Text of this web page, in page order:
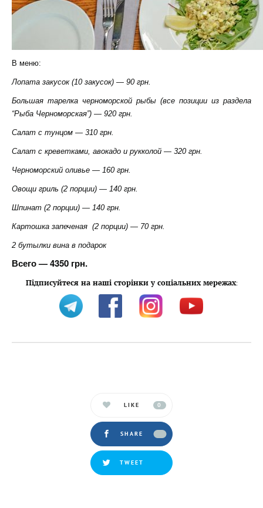
В меню:
Лопата закусок (10 закусок) — 90 грн.
Большая тарелка черноморской рыбы (все позиции из раздела
“Рыба Черноморская”) — 920 грн.
Салат с тунцом — 310 грн.
Салат с креветками, авокадо и рукколой — 320 грн.
Черноморский оливье — 160 грн.
Овощи гриль (2 порции) — 140 грн.
Шпинат (2 порции) — 140 грн.
Картошка запеченая (2 порции) — 70 грн.
2 бутылки вина в подарок
Всего — 4350 грн.
Підписуйтеся на наші сторінки у соціальних мережах:
LIKE 0
SHARE
TWEET